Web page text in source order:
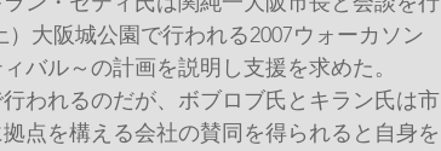
大阪城公園で行われる2007ウォーカソン
バル～の計画を説明し支援を求めた。
われるのだが、ボブロブ氏とキラン氏は市
点を構える会社の賛同を得られると自身を